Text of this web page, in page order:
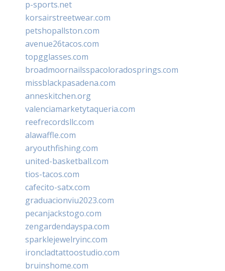
p-sports.net
korsairstreetwear.com
petshopallston.com
avenue26tacos.com
topgglasses.com
broadmoornailsspacoloradosprings.com
missblackpasadena.com
anneskitchen.org
valenciamarketytaqueria.com
reefrecordsllc.com
alawaffle.com
aryouthfishing.com
united-basketball.com
tios-tacos.com
cafecito-satx.com
graduacionviu2023.com
pecanjackstogo.com
zengardendayspa.com
sparklejewelryinc.com
ironcladtattoostudio.com
bruinshome.com